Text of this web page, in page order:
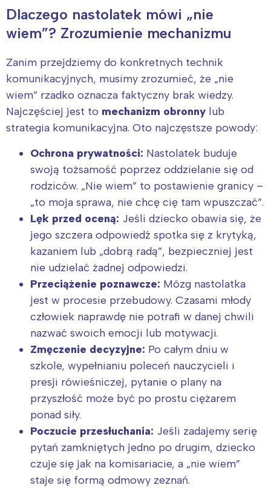
Dlaczego nastolatek mówi „nie
wiem”? Zrozumienie mechanizmu
Zanim przejdziemy do konkretnych technik
komunikacyjnych, musimy zrozumieć, że „nie
wiem” rzadko oznacza faktyczny brak wiedzy.
Najczęściej jest to mechanizm obronny lub
strategia komunikacyjna. Oto najczęstsze powody:
Ochrona prywatności: Nastolatek buduje
swoją tożsamość poprzez oddzielanie się od
rodziców. „Nie wiem” to postawienie granicy –
„to moja sprawa, nie chcę cię tam wpuszczać”.
Lęk przed oceną: Jeśli dziecko obawia się, że
jego szczera odpowiedź spotka się z krytyką,
kazaniem lub „dobrą radą”, bezpieczniej jest
nie udzielać żadnej odpowiedzi.
Przeciążenie poznawcze: Mózg nastolatka
jest w procesie przebudowy. Czasami młody
człowiek naprawdę nie potrafi w danej chwili
nazwać swoich emocji lub motywacji.
Zmęczenie decyzyjne: Po całym dniu w
szkole, wypełnianiu poleceń nauczycieli i
presji rówieśniczej, pytanie o plany na
przyszłość może być po prostu ciężarem
ponad siły.
Poczucie przesłuchania: Jeśli zadajemy serię
pytań zamkniętych jedno po drugim, dziecko
czuje się jak na komisariacie, a „nie wiem”
staje się formą odmowy zeznań.